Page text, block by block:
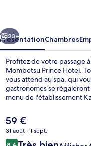
Suivant
23+
PrésentationChambres
Profitez de votre passage
Mombetsu Prince Hotel.
vous attend au spa, qui
gastronomes se
menu de l'établissement
de fitness et un sauna. Les
en ce qui concerne le
Le
prix
actuel
59 €
31 août - 1 sept.
Avis